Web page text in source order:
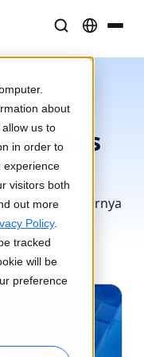
about
us to
in order to
experience
visitors both
out more
Policy.
tracked
will be
preference
ert varumärke
med att förnya